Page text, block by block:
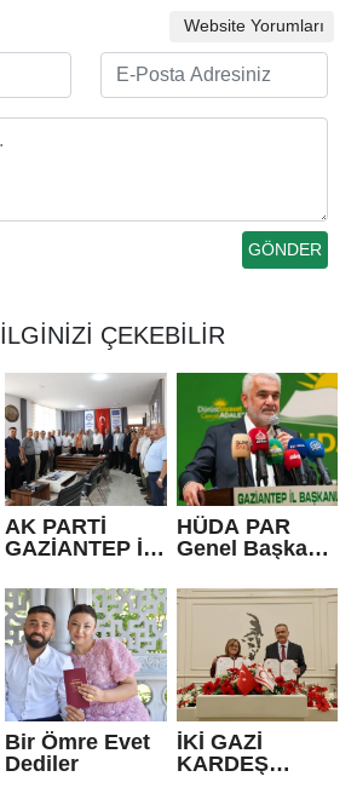
Website Yorumları
İLGİNİZİ ÇEKEBİLİR
AK PARTİ
GAZİANTEP İL
FEDAİOĞLU’N
DAN SİVİL
TOPLUM
KURULUŞLARI
NA ZİYARET
HÜDA PAR
Genel Başkanı
Terör ülkenin
gündeminden
bütünüyle
çıkmalı
Bir Ömre Evet
Dediler
İKİ GAZİ
KARDEŞ